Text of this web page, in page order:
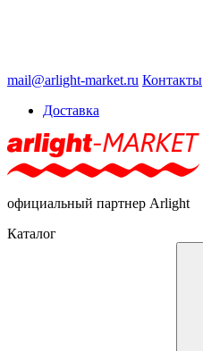
mail@arlight-market.ru Контакты
Доставка
официальный партнер Arlight
Каталог